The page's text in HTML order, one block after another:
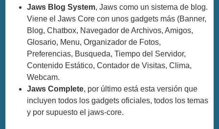
Jaws Blog System, Jaws como un sistema de blog.
Viene el Jaws Core con unos gadgets más (Banner,
Blog, Chatbox, Navegador de Archivos, Amigos,
Glosario, Menu, Organizador de Fotos,
Preferencias, Busqueda, Tiempo del Servidor,
Contenido Estático, Contador de Visitas, Clima,
Webcam.
Jaws Complete, por último está esta versión que
incluyen todos los gadgets oficiales, todos los temas
y por supuesto el jaws-core.